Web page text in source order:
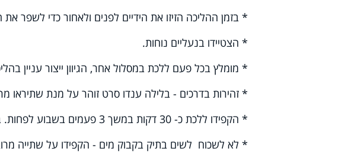
* בזמן ההליכה הזיזו את הידיים לפנים ולאחור כדי לשפר את
* הצטיידו בנעליים נוחות.
* מומלץ בכל פעם ללכת במסלול אחר, הגיוון ייצור עניין
* זהירות בדרכים - בלילה ענדו סרט זוהר על מנת שתיראו
* הקפידו ללכת כ- 30 דקות במשך 3 פעמים בשבוע לפחות. בהמשך הגבירו את התדירות ל-5 פעמים בשבוע.
* לא לשכוח לשים בתיק בקבוק מים - הקפידו על שתייה